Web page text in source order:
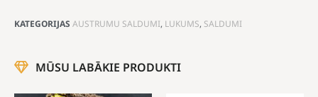
KATEGORIJAS AUSTRUMU SALDUMI, LUKUMS, SALDUMI
MŪSU LABĀKIE PRODUKTI